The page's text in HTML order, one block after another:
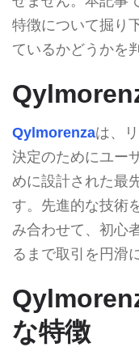
特徴について掘り
ているかどうかを
Qylmorenzaは、
決定のためにユー
めに設計された最
す。先進的な技術
み合わせて、初心
るまで取引を円滑
な特徴